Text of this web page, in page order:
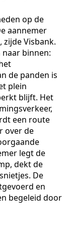
op de
aannemer
Visbank.
binnen:
de panden is
plein
blijft. Het
een route
over de
legt de
dekt de
De
en
begeleid door